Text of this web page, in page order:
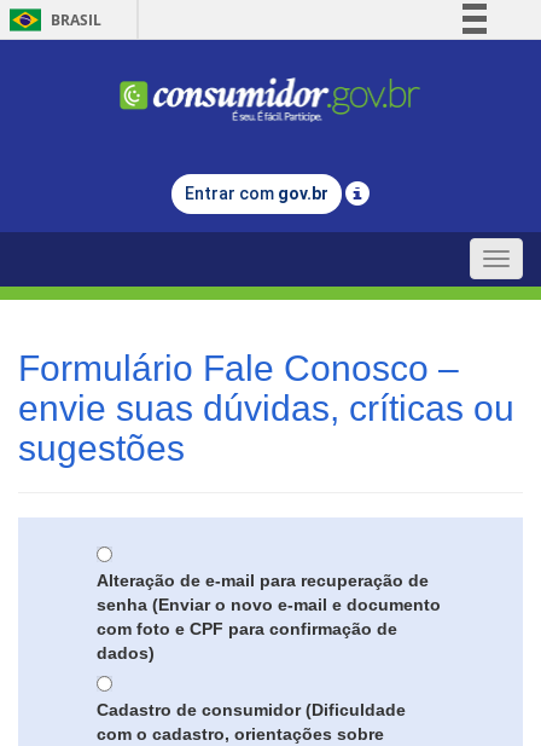
BRASIL
Comunica BR
Legislação
Entrar com gov.br
Toggle
Formulário Fale Conosco –
envie suas dúvidas, críticas ou
sugestões
Alteração de e-mail para recuperação de
senha (Enviar o novo e-mail e documento
com foto e CPF para confirmação de
dados)
Cadastro de consumidor (Dificuldade
com o cadastro, orientações sobre